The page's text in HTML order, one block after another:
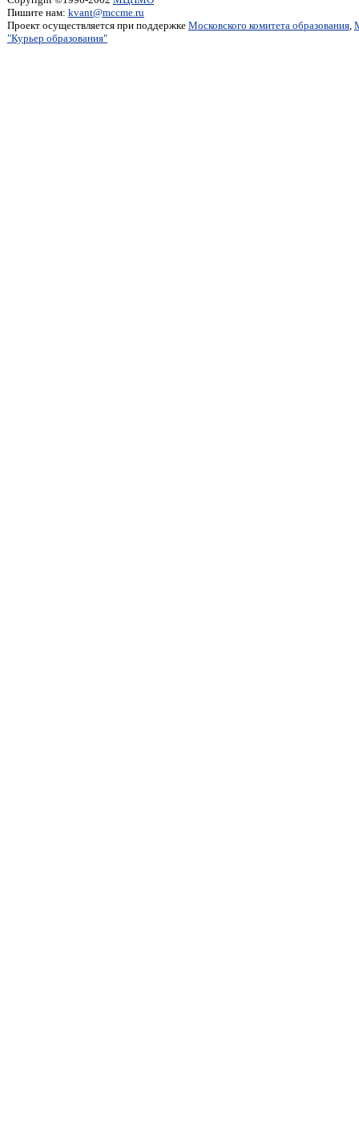
Пишите нам: kvant@mccme.ru
Проект осуществляется при поддержке Московского комитета образования,
"Курьер образования"